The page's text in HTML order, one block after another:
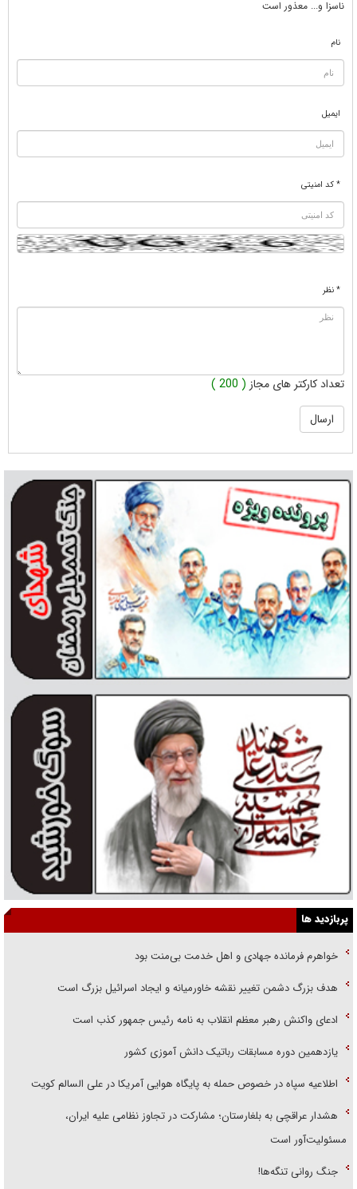
ناسزا و... معذور است
نام
ایمیل
* کد امنیتی
* نظر
تعداد کارکتر های مجاز ( 200 )
پربازدید ها
خواهرم فرمانده جهادی و اهل خدمت بی‌منت بود
هدف بزرگ دشمن تغییر نقشه خاورمیانه و ایجاد اسرائیل بزرگ است
ادعای واکنش رهبر معظم انقلاب به نامه رئیس جمهور کذب است
یازدهمین دوره مسابقات رباتیک دانش آموزی کشور
اطلاعیه سپاه در خصوص حمله به پایگاه هوایی آمریکا در علی السالم کویت
هشدار عراقچی به بلغارستان؛ مشارکت در تجاوز نظامی علیه ایران،
مسئولیت‌آور است
جنگ روانی تنگه‌ها!